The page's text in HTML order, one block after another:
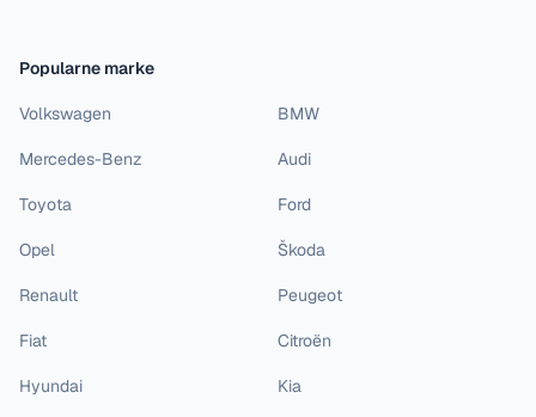
Popularne marke
Volkswagen BMW
Mercedes-Benz Audi
Toyota Ford
Opel Škoda
Renault Peugeot
Fiat Citroën
Hyundai Kia